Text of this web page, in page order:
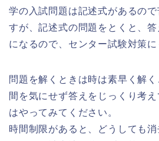
学の入試問題は記述式があるので
すが、記述式の問題をとくと、
になるので、センター試験対策に
問題を解くときは時は素早く解
間を気にせず答えをじっくり考
はやってみてください。
時間制限があると、どうしても